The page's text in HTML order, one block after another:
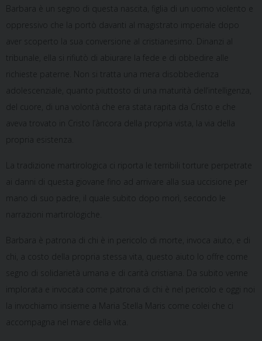
Barbara è un segno di questa nascita, figlia di un uomo violento e
oppressivo che la portò davanti al magistrato imperiale dopo
aver scoperto la sua conversione al cristianesimo. Dinanzi al
tribunale, ella si rifiutò di abiurare la fede e di obbedire alle
richieste paterne. Non si tratta una mera disobbedienza
adolescenziale, quanto piuttosto di una maturità dell’intelligenza,
del cuore, di una volontà che era stata rapita da Cristo e che
aveva trovato in Cristo l’àncora della propria vista, la via della
propria esistenza.
La tradizione martirologica ci riporta le terribili torture perpetrate
ai danni di questa giovane fino ad arrivare alla sua uccisione per
mano di suo padre, il quale subito dopo morì, secondo le
narrazioni martirologiche.
Barbara è patrona di chi è in pericolo di morte, invoca aiuto, e di
chi, a costo della propria stessa vita, questo aiuto lo offre come
segno di solidarietà umana e di carità cristiana. Da subito venne
implorata e invocata come patrona di chi è nel pericolo e oggi noi
la invochiamo insieme a Maria Stella Maris come colei che ci
accompagna nel mare della vita.